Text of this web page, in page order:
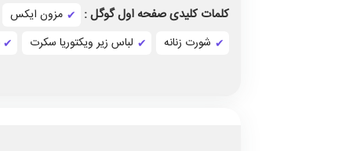
کلمات کلیدی صفحه اول گوگل : مزون ایکس
شورت زنانه
لباس زیر ویکتوریا سکرت